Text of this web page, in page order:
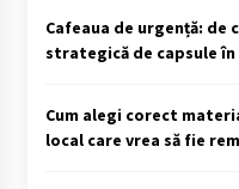
Cafeaua de urgență: de
strategică de capsule
Cum alegi corect
local care vrea să fie